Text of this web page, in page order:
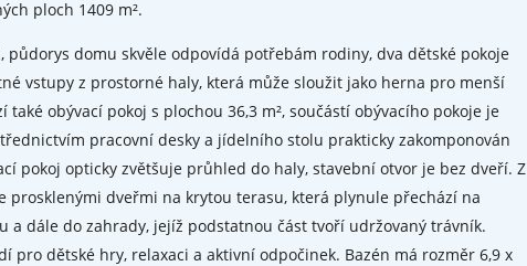
ploch 1409 m².
domu skvěle odpovídá potřebám rodiny, dva dětské pokoje
vstupy z prostorné haly, která může sloužit jako herna pro menší
obývací pokoj s plochou 36,3 m², součástí obývacího pokoje je
pracovní desky a jídelního stolu prakticky zakomponován
pokoj opticky zvětšuje průhled do haly, stavební otvor je bez dveří. Z
prosklenými dveřmi na krytou terasu, která plynule přechází na
a dále do zahrady, jejíž podstatnou část tvoří udržovaný trávník.
pro dětské hry, relaxaci a aktivní odpočinek. Bazén má rozměr 6,9 x